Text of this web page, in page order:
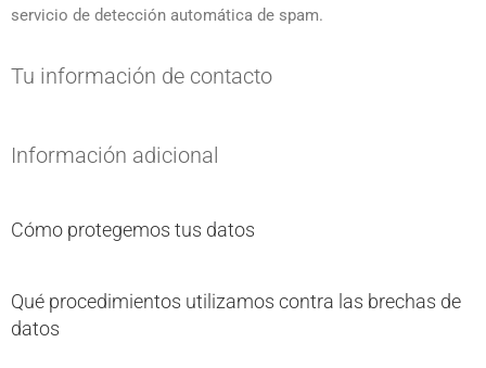
servicio de detección automática de spam.
Tu información de contacto
Información adicional
Cómo protegemos tus datos
Qué procedimientos utilizamos contra las brechas de
datos